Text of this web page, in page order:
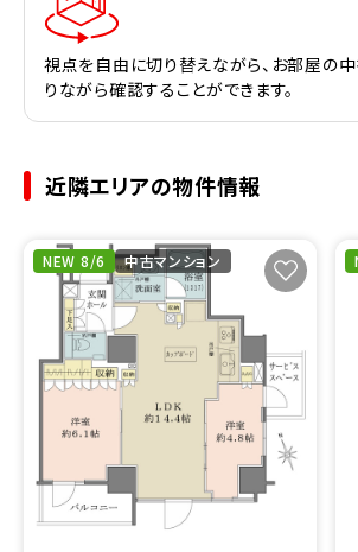
視点を自由に切り替えながら、お部屋の
りながら確認することができます。
近隣エリアの物件情報
NEW 8/6 中古マンション